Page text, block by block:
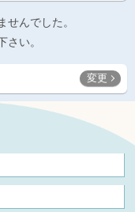
せんでした。
さい。
変更